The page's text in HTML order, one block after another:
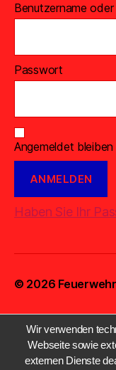
Benutzername
Passwort
Angemeldet bleiben
Haben Sie Ihr
© 2026
Wir verwenden
Webseite sowie
externen Dienste